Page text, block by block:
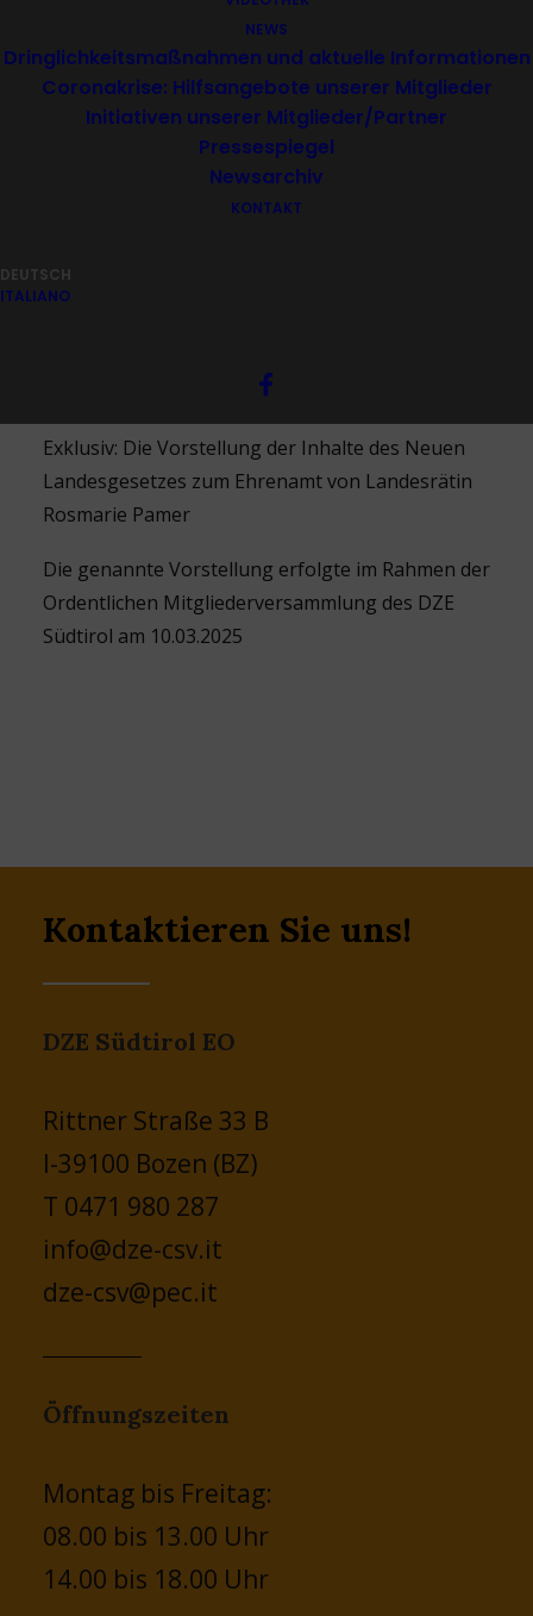
NEWS
Dringlichkeitsmaßnahmen und aktuelle Informationen
Coronakrise: Hilfsangebote unserer Mitglieder
Initiativen unserer Mitglieder/Partner
Pressespiegel
Newsarchiv
KONTAKT
DEUTSCH
ITALIANO
Präsentation: Neues Landesgesetz zum
Exklusiv: Die Vorstellung der Inhalte des Neuen
Landesgesetzes zum Ehrenamt von Landesrätin
Rosmarie Pamer
Die genannte Vorstellung erfolgte im Rahmen der
Ordentlichen Mitgliederversammlung des DZE
Südtirol am 10.03.2025
Kontaktieren Sie uns!
DZE Südtirol EO
Rittner Straße 33 B
I-39100 Bozen (BZ)
T 0471 980 287
info@dze-csv.it
dze-csv@pec.it
Öffnungszeiten
Montag bis Freitag:
08.00 bis 13.00 Uhr
14.00 bis 18.00 Uhr